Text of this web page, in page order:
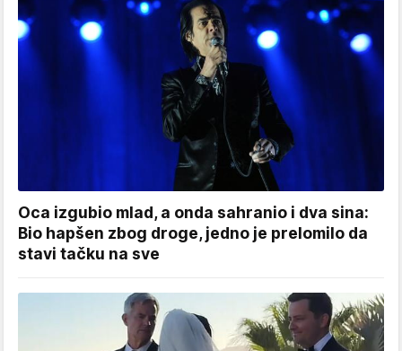
Oca izgubio mlad, a onda sahranio i dva sina:
Bio hapšen zbog droge, jedno je prelomilo da
stavi tačku na sve